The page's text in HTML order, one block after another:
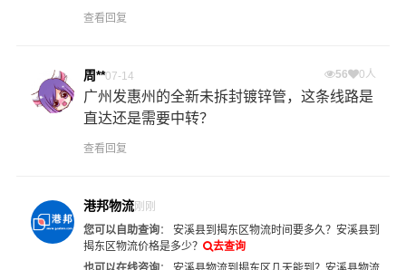
查看回复
周**07-14 56 0人
广州发惠州的全新未拆封镀锌管，这条线路是
直达还是需要中转？
查看回复
港邦物流刚刚
您可以自助查询： 安溪县到揭东区物流时间要多久？ 安溪县到
揭东区物流价格是多少？
去查询